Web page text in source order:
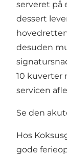
serveret på
dessert
desuden
10 kuverter
servicen
Se den
Hos
gode